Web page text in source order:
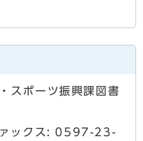
スポーツ振興課図書
ックス: 0597-23-